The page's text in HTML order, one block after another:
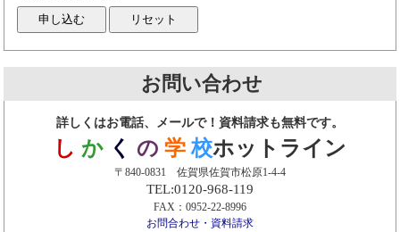
お問い合わせ
詳しくはお電話、メールで！資料請求も無料です。
し か く の 学 校ホットライン
〒840-0831 佐賀県佐賀市松原1-4-4
TEL:0120-968-119
FAX：0952-22-8996
お問合わせ・資料請求